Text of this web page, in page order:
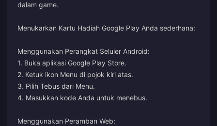
dalam game.
Menukarkan Kartu Hadiah Google Play Anda sederhana:
Menggunakan Perangkat Seluler Android:
1. Buka aplikasi Google Play Store.
2. Ketuk ikon Menu di pojok kiri atas.
3. Pilih Tebus dari Menu.
4. Masukkan kode Anda untuk menebus.
Menggunakan Peramban Web: